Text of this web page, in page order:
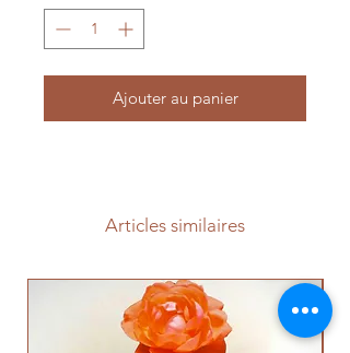
Ajouter au panier
Articles similaires